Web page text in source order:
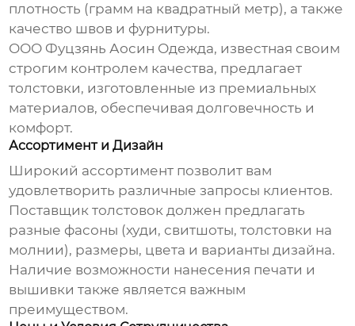
плотность (грамм на квадратный метр), а также
качество швов и фурнитуры.
ООО Фуцзянь Аосин Одежда, известная своим
строгим контролем качества, предлагает
толстовки, изготовленные из премиальных
материалов, обеспечивая долговечность и
комфорт.
Ассортимент и Дизайн
Широкий ассортимент позволит вам
удовлетворить различные запросы клиентов.
Поставщик толстовок должен предлагать
разные фасоны (худи, свитшоты, толстовки на
молнии), размеры, цвета и варианты дизайна.
Наличие возможности нанесения печати и
вышивки также является важным
преимуществом.